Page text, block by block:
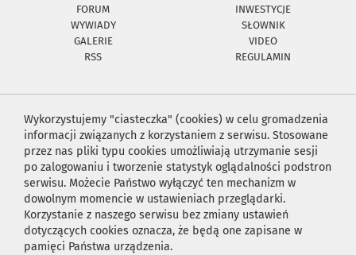
FORUM
INWESTYCJE
WYWIADY
SŁOWNIK
GALERIE
VIDEO
RSS
REGULAMIN
Wykorzystujemy "ciasteczka" (cookies) w celu gromadzenia
informacji związanych z korzystaniem z serwisu. Stosowane
przez nas pliki typu cookies umożliwiają utrzymanie sesji
po zalogowaniu i tworzenie statystyk oglądalności podstron
serwisu. Możecie Państwo wyłączyć ten mechanizm w
dowolnym momencie w ustawieniach przeglądarki.
Korzystanie z naszego serwisu bez zmiany ustawień
dotyczących cookies oznacza, że będą one zapisane w
pamięci Państwa urządzenia.